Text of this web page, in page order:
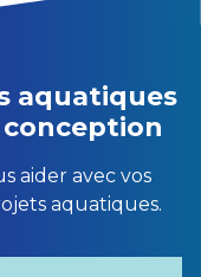
aquatiques
conception
aider avec vos
aquatiques.